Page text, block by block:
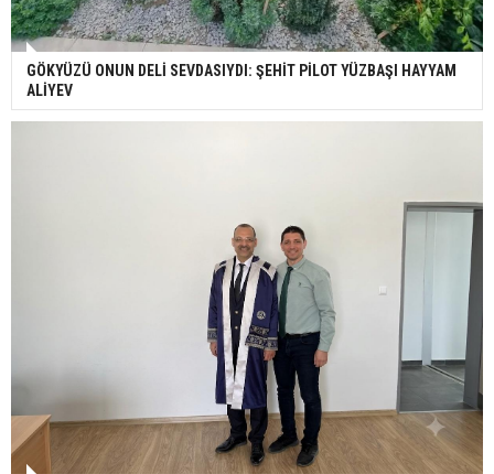
GÖKYÜZÜ ONUN DELİ SEVDASIYDI: ŞEHİT PİLOT YÜZBAŞI HAYYAM
ALİYEV